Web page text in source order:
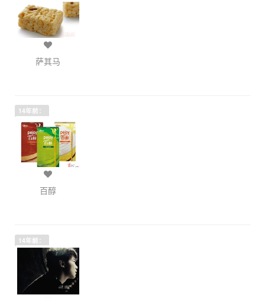
萨其马
14年前：
百醇
14年前：